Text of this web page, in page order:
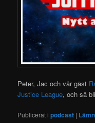
Peter, Jac och vår gäst
Justice League, och så
Publicerat i podcast |